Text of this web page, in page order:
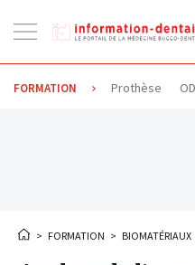
la
FORMATION Prothèse
> FORMATION > BIOMATÉRIAUX